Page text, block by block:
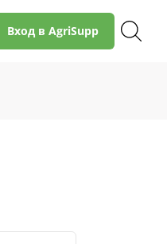
Вход в AgriSupp